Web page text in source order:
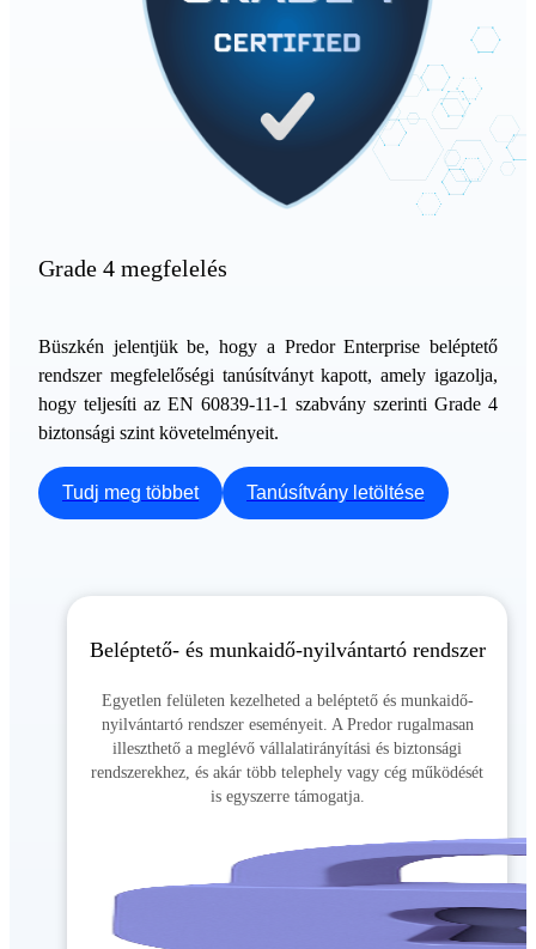
Grade 4 megfelelés
Büszkén jelentjük be, hogy a Predor Enterprise beléptető
rendszer megfelelőségi tanúsítványt kapott, amely igazolja,
hogy teljesíti az EN 60839-11-1 szabvány szerinti Grade 4
biztonsági szint követelményeit.
Tudj meg többet Tanúsítvány letöltése
Beléptető- és munkaidő-nyilvántartó rendszer
Egyetlen felületen kezelheted a beléptető és munkaidő-
nyilvántartó rendszer eseményeit. A Predor rugalmasan
illeszthető a meglévő vállalatirányítási és biztonsági
rendszerekhez, és akár több telephely vagy cég működését
is egyszerre támogatja.